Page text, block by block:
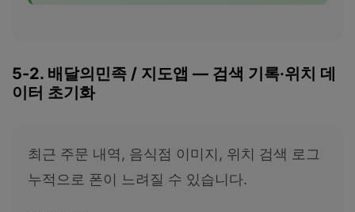
5-2. 배달의민족 / 지도앱 — 검색 기록·위치 데
이터 초기화
최근 주문 내역, 음식점 이미지, 위치 검색 로그
누적으로 폰이 느려질 수 있습니다.